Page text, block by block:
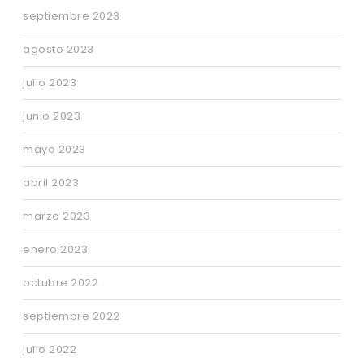
septiembre 2023
agosto 2023
julio 2023
junio 2023
mayo 2023
abril 2023
marzo 2023
enero 2023
octubre 2022
septiembre 2022
julio 2022